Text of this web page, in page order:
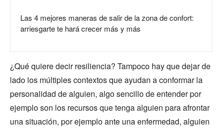
Las 4 mejores maneras de salir de la zona de confort:
arriesgarte te hará crecer más y más
¿Qué quiere decir resiliencia? Tampoco hay que dejar de
lado los múltiples contextos que ayudan a conformar la
personalidad de alguien, algo sencillo de entender por
ejemplo son los recursos que tenga alguien para afrontar
una situación, por ejemplo ante una enfermedad, alguien